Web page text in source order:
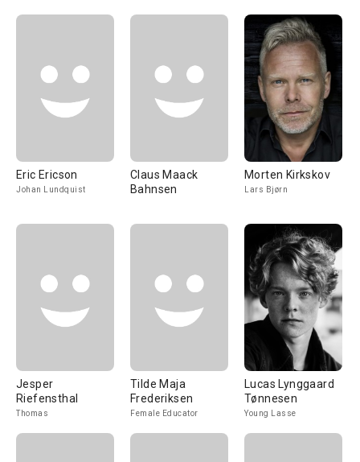
Eric Ericson
Johan Lundquist
Claus Maack
Bahnsen
Morten Kirkskov
Lars Bjørn
Jesper
Riefensthal
Thomas
Tilde Maja
Frederiksen
Female Educator
Lucas Lynggaard
Tønnesen
Young Lasse